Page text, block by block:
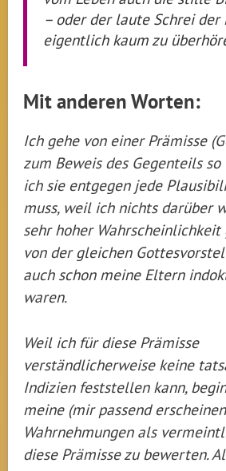
– oder der laute Schrei der
eigentlich kaum zu
Mit anderen Worten:
Ich gehe von einer Prämisse
zum Beweis des Gegenteils
ich sie entgegen jede
muss, weil ich nichts darüber
sehr hoher Wahrscheinlichkeit
von der gleichen
auch schon meine Eltern
waren.
Weil ich für diese Prämisse
verständlicherweise keine
Indizien feststellen kann,
meine (mir passend
Wahrnehmungen als
diese Prämisse zu bewerten.